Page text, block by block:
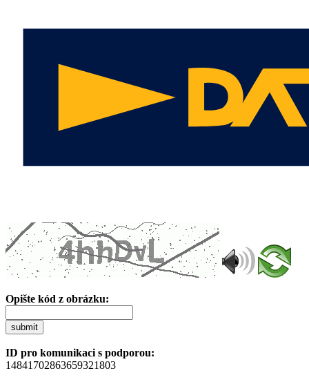
Opište kód z obrázku:
submit
ID pro komunikaci s podporou:
14841702863659321803